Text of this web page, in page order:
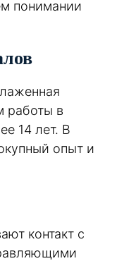
понимании
работы в
14 лет. В
опыт и
контакт с